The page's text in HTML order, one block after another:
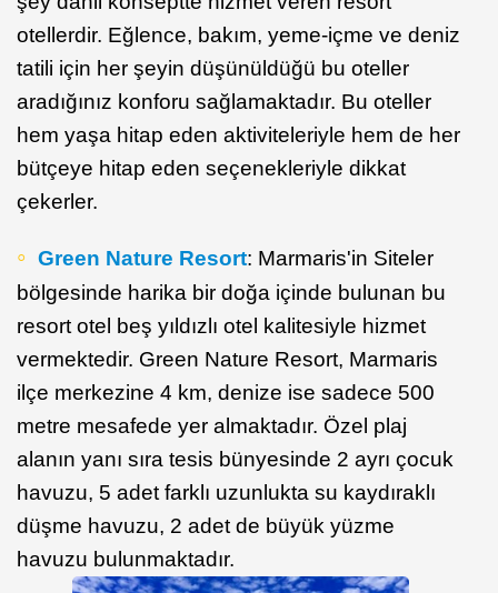
otellerdir. Eğlence, bakım, yeme-içme ve deniz
tatili için her şeyin düşünüldüğü bu oteller
aradığınız konforu sağlamaktadır. Bu oteller
hem yaşa hitap eden aktiviteleriyle hem de her
bütçeye hitap eden seçenekleriyle dikkat
çekerler.
Green Nature Resort: Marmaris'in Siteler
bölgesinde harika bir doğa içinde bulunan bu
resort otel beş yıldızlı otel kalitesiyle hizmet
vermektedir. Green Nature Resort, Marmaris
ilçe merkezine 4 km, denize ise sadece 500
metre mesafede yer almaktadır. Özel plaj
alanın yanı sıra tesis bünyesinde 2 ayrı çocuk
havuzu, 5 adet farklı uzunlukta su kaydıraklı
düşme havuzu, 2 adet de büyük yüzme
havuzu bulunmaktadır.